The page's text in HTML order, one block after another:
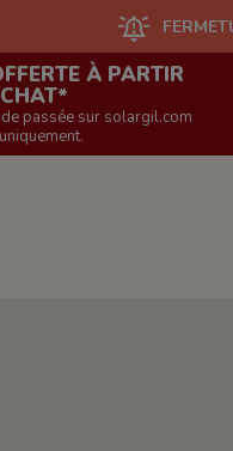
FERMETURE
À PARTIR
passée sur solargil.com